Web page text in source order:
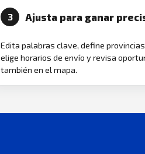
3 Ajusta para ganar
Edita palabras clave, define
elige horarios de envío y revisa
también en el mapa.